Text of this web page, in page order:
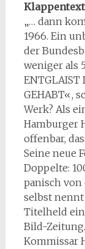
Klappentext
„… dann
1966. Ein
der
weniger als
ENTGLAIST
GEHABT«,
Werk? Als
Hamburger
offenbar,
Seine neue
Doppelte:
panisch von
selbst nennt
Titelheld
Bild-
Kommissar